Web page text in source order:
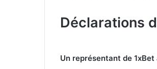
Déclarations
Un représentant de 1xBet